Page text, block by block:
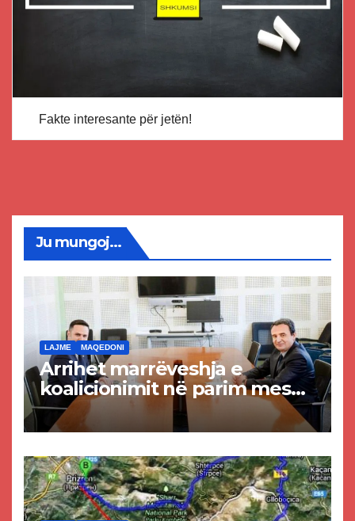
Fakte interesante për jetën!
Ju mungoj...
LAJME MAQEDONI
Arrihet marrëveshja e
koalicionimit në parim mes
Kurtit dhe Abdixhikut